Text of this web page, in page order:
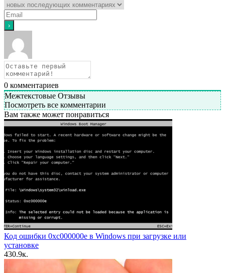
0 комментариев
Межтекстовые Отзывы
Посмотреть все комментарии
Вам также может понравиться
Код ошибки 0xc000000e в Windows при загрузке или
установке
430.9к.